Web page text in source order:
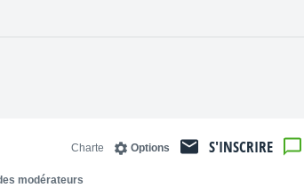
S'INSCRIRE
Options
Charte
modérateurs